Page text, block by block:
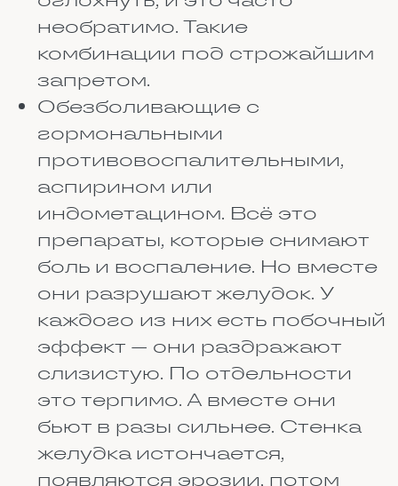
еды, она всосётся медленнее,
зато риск побочных эффектов
снижается. На этом правиле и
строится выбор времени
приёма
Варианты:
До еды. Обычно за 30–60
минут до завтрака, обеда или
ужина. В пустом желудке
ничто не мешает лекарству
всосаться быстро и